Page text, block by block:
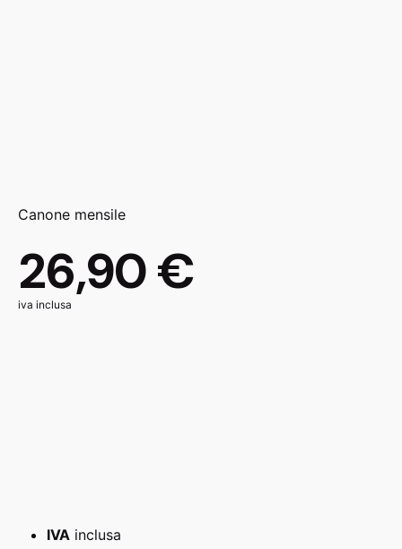
Canone mensile
26,90 €
iva inclusa
IVA inclusa